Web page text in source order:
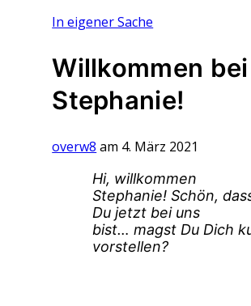
In eigener Sache
Willkommen
Stephanie!
overw8 am 4. März 2021
Hi, willkommen
Stephanie! Schön,
Du jetzt bei uns
bist… magst Du Dich
vorstellen?